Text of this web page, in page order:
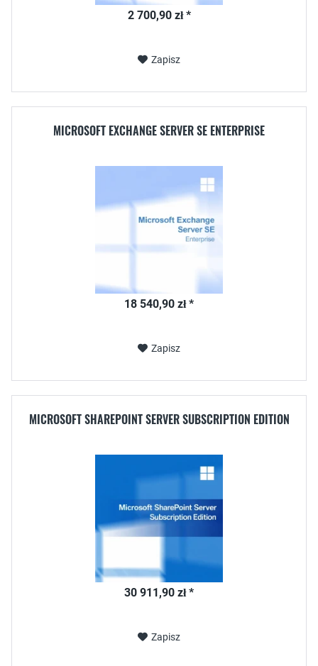
2 700,90 zł *
Zapisz
MICROSOFT EXCHANGE SERVER SE ENTERPRISE
18 540,90 zł *
Zapisz
MICROSOFT SHAREPOINT SERVER SUBSCRIPTION EDITION
30 911,90 zł *
Zapisz